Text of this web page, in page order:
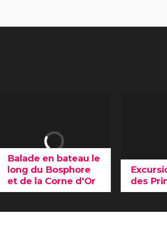
Balade en bateau le
long du Bosphore
et de la Corne d'Or
des